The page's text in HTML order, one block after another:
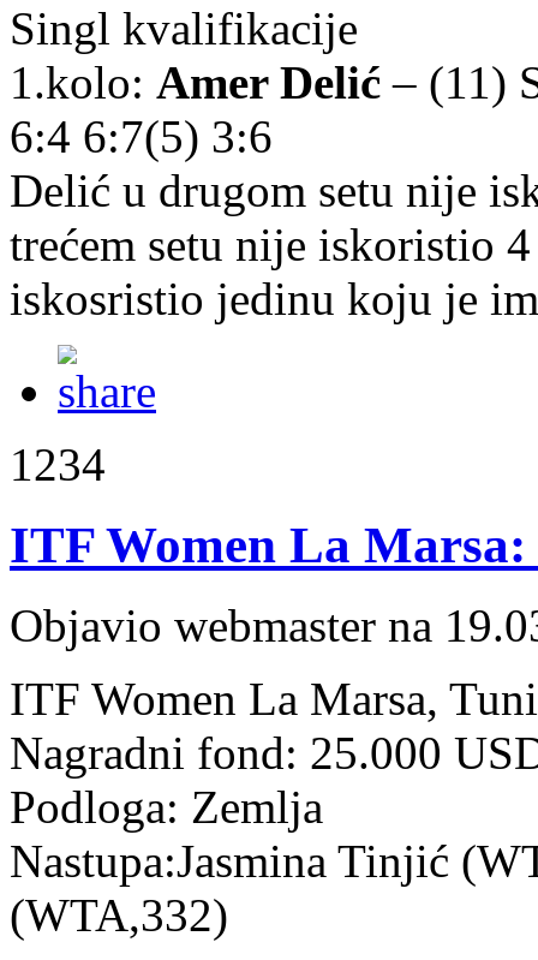
Singl kvalifikacije
1.kolo: Amer Delić – (11)
6:4 6:7(5) 3:6
Delić u drugom setu nije
trećem setu nije iskoristio
iskosristio jedinu koju je
1234
ITF Women La
Objavio webmaster na
ITF Women La Marsa,
Nagradni fond: 25.000
Podloga: Zemlja
Nastupa:Jasmina Tinjić
(WTA,332)